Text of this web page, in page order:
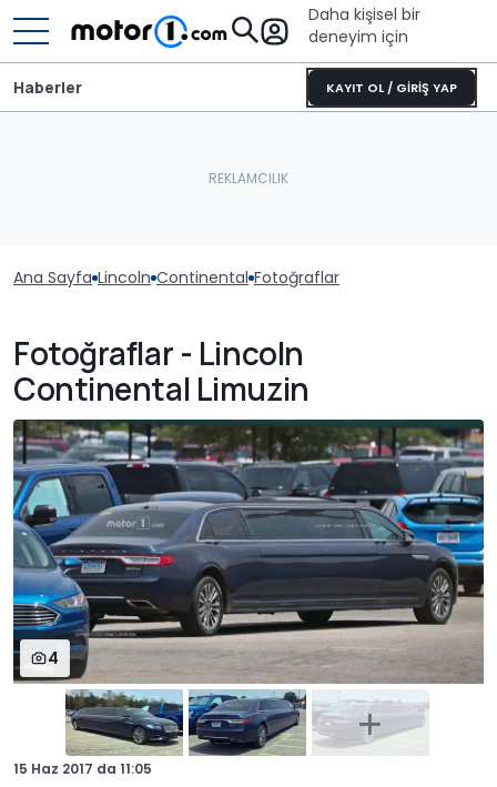
Daha kişisel bir
deneyim için
KAYIT OL / GİRİŞ YAP
Haberler
Ana Sayfa Lincoln Continental Fotoğraflar
Fotoğraflar - Lincoln
Continental Limuzin
4
15 Haz 2017 da 11:05